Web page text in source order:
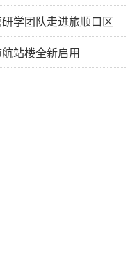
学团队走进旅顺口区
站楼全新启用